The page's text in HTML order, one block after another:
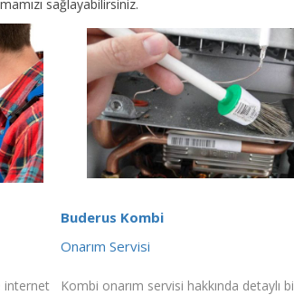
sağlayabilirsiniz.
internet
Buderus Kombi
Onarım Servisi
Kombi onarım servisi hakkında detaylı